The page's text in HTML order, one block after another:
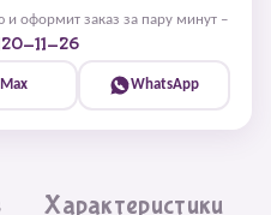
оформит заказ за пару минут –
11-26
Max WhatsApp
Характеристики